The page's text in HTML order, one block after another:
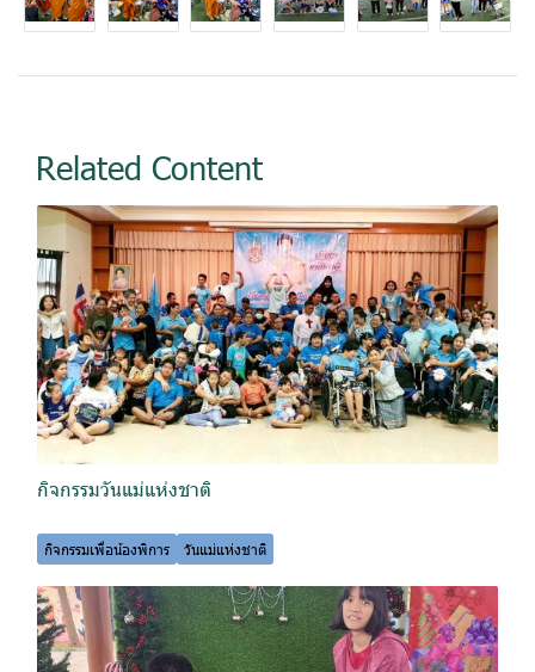
Related Content
กิจกรรมวันแม่แห่งชาติ
กิจกรรมเพื่อน้องพิการ วันแม่แห่งชาติ